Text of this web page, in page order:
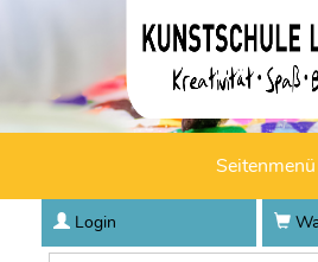
Seitenmenü
Login